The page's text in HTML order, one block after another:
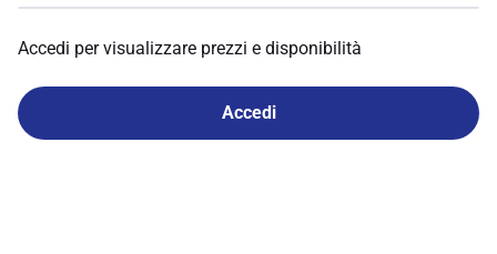
Accedi per visualizzare prezzi e disponibilità
Accedi